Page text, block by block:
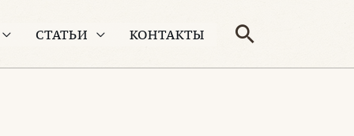
СТАТЬИ КОНТАКТЫ Поиск